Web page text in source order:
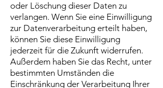
oder Löschung dieser Daten zu
verlangen. Wenn Sie eine Einwilligung
zur Datenverarbeitung erteilt haben,
können Sie diese Einwilligung
jederzeit für die Zukunft widerrufen.
Außerdem haben Sie das Recht, unter
bestimmten Umständen die
Einschränkung der Verarbeitung Ihrer